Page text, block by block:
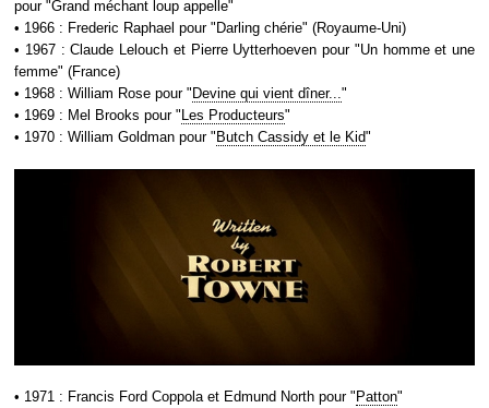
pour "Grand méchant loup appelle"
• 1966 : Frederic Raphael pour "Darling chérie" (Royaume-Uni)
• 1967 : Claude Lelouch et Pierre Uytterhoeven pour "Un homme et une
femme" (France)
• 1968 : William Rose pour " Devine qui vient dîner..."
• 1969 : Mel Brooks pour " Les Producteurs"
• 1970 : William Goldman pour " Butch Cassidy et le Kid"
• 1971 : Francis Ford Coppola et Edmund North pour " Patton"